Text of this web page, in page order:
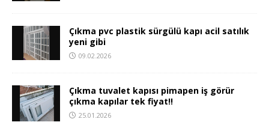
Çıkma pvc plastik sürgülü kapı acil satılık
yeni gibi
09.02.2026
Çıkma tuvalet kapısı pimapen iş görür
çıkma kapılar tek fiyat!!
25.01.2026